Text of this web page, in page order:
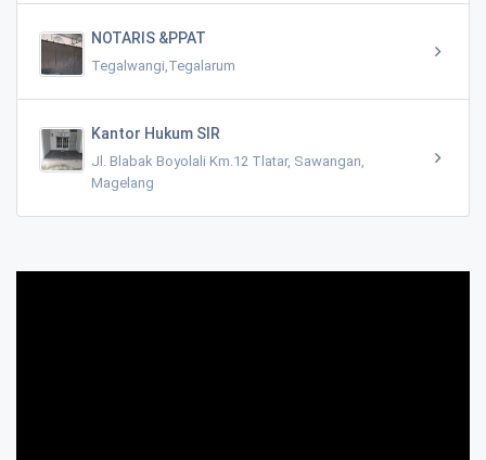
NOTARIS &PPAT
Tegalwangi,Tegalarum
Kantor Hukum SIR
Jl. Blabak Boyolali Km.12 Tlatar, Sawangan,
Magelang